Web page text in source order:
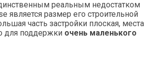
реальным недостатком
является размер его строительной
часть застройки плоская, места
для поддержки очень маленького